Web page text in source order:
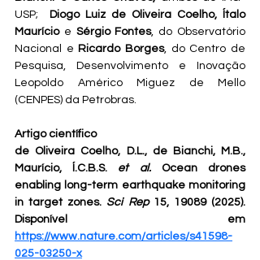
USP;
Diogo Luiz de Oliveira Coelho, Ítalo
Maurício e Sérgio Fontes, do Observatório
Nacional e Ricardo Borges, do Centro de
Pesquisa, Desenvolvimento e Inovação
Leopoldo Américo Miguez de Mello
(CENPES) da Petrobras.
Artigo científico
de Oliveira Coelho, D.L., de Bianchi, M.B.,
Maurício, Í.C.B.S. et al. Ocean drones
enabling long-term earthquake monitoring
in target zones. Sci Rep 15, 19089 (2025).
https://www.nature.com/articles/s41598-
025-03250-x